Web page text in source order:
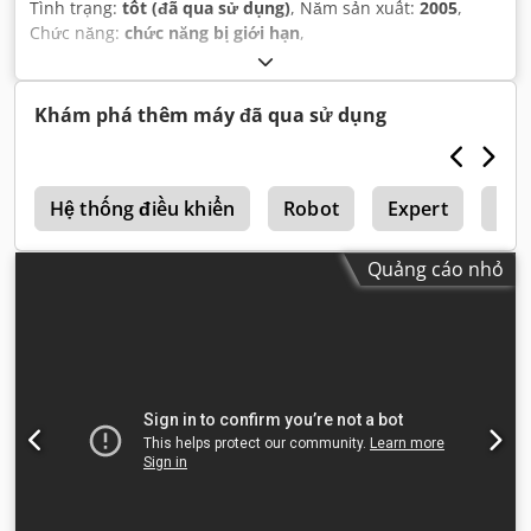
Tình trạng: tốt (đã qua sử dụng), Năm sản xuất: 2005,
Chức năng: chức năng bị giới hạn,
Khám phá thêm máy đã qua sử dụng
Hệ thống điều khiển Robot Expert
Quảng cáo nhỏ